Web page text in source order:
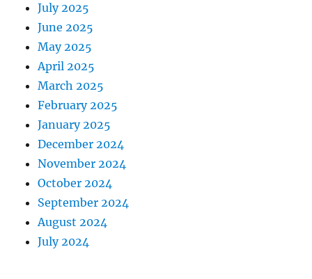
July 2025
June 2025
May 2025
April 2025
March 2025
February 2025
January 2025
December 2024
November 2024
October 2024
September 2024
August 2024
July 2024